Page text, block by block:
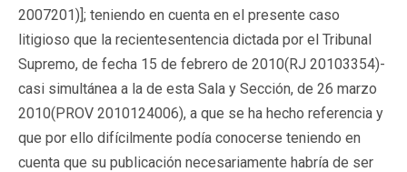
2007201)]; teniendo en cuenta en el presente caso
litigioso que la recientesentencia dictada por el Tribunal
Supremo, de fecha 15 de febrero de 2010(RJ 20103354)-
casi simultánea a la de esta Sala y Sección, de 26 marzo
2010(PROV 2010124006), a que se ha hecho referencia y
que por ello difícilmente podía conocerse teniendo en
cuenta que su publicación necesariamente habría de ser